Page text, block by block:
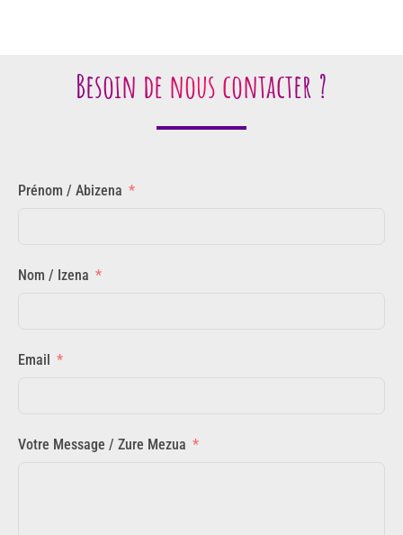
Besoin de nous contacter ?
Prénom / Abizena
Nom / Izena
Email
Votre Message / Zure Mezua